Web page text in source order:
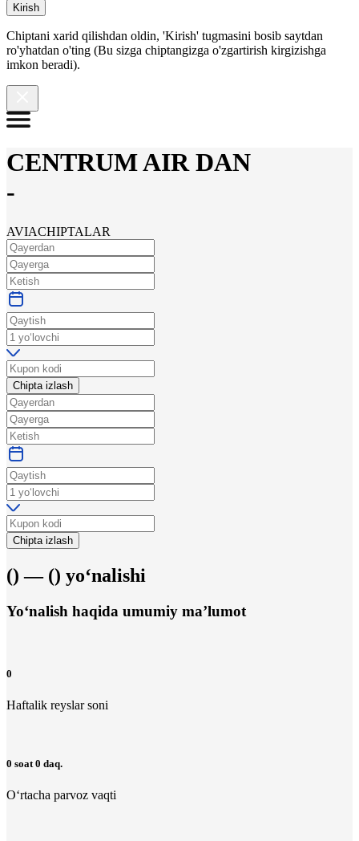
Kirish
Chiptani xarid qilishdan oldin, 'Kirish' tugmasini bosib saytdan
ro'yhatdan o'ting (Bu sizga chiptangizga o'zgartirish kirgizishga
imkon beradi).
CENTRUM AIR DAN
-
AVIACHIPTALAR
Chipta izlash
Chipta izlash
() — () yo‘nalishi
Yo‘nalish haqida umumiy ma’lumot
0
Haftalik reyslar soni
0 soat 0 daq.
O‘rtacha parvoz vaqti